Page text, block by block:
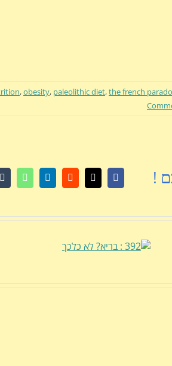
,obesity, paleolithic diet,the french
!
Facebook
X
Reddit
LinkedIn